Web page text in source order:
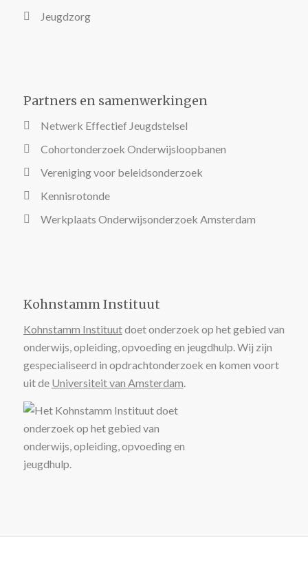
Jeugdzorg
Partners en samenwerkingen
Netwerk Effectief Jeugdstelsel
Cohortonderzoek Onderwijsloopbanen
Vereniging voor beleidsonderzoek
Kennisrotonde
Werkplaats Onderwijsonderzoek Amsterdam
Kohnstamm Instituut
Kohnstamm Instituutdoet onderzoek op het gebied van
onderwijs, opleiding, opvoeding en jeugdhulp. Wij zijn
gespecialiseerd in opdrachtonderzoek en komen voort
uit de Universiteit van Amsterdam.